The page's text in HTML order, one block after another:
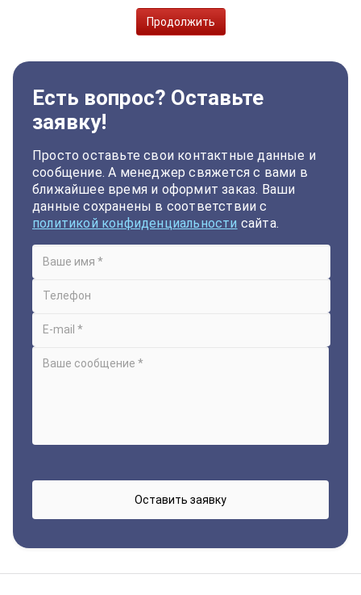
Продолжить
Есть вопрос? Оставьте
заявку!
Просто оставьте свои контактные данные и
сообщение. А менеджер свяжется с вами в
ближайшее время и оформит заказ. Ваши
данные сохранены в соответствии с
политикой конфиденциальности сайта.